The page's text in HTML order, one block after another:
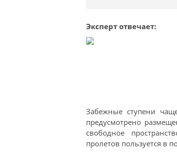
Эксперт отвечает:
Забежные ступени
предусмотрено
свободное
пролетов пользуется в